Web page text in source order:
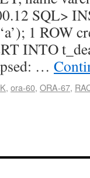
SQL>
1 ROW
INTO
…
, ora-60, ORA-67,